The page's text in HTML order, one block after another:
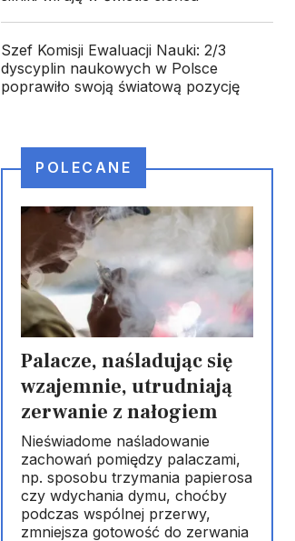
Szef Komisji Ewaluacji Nauki: 2/3
dyscyplin naukowych w Polsce
poprawiło swoją światową pozycję
POLECANE
Palacze, naśladując się
wzajemnie, utrudniają
zerwanie z nałogiem
Nieświadome naśladowanie
zachowań pomiędzy palaczami,
np. sposobu trzymania papierosa
czy wdychania dymu, choćby
podczas wspólnej przerwy,
zmniejsza gotowość do zerwania